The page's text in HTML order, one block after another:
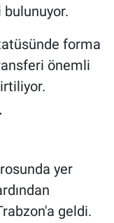
bulunuyor.
forma
önemli
yer
geldi.